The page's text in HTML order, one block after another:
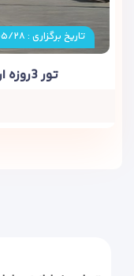
تاریخ برگزاری : ۱۴۰۵/۰۵/۲۸
تور 3روزه ارمنستان ویژه تابستان 1405